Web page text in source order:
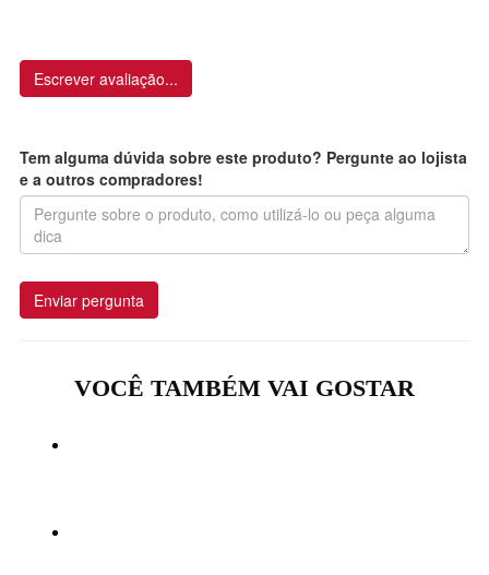
Escrever avaliação...
Tem alguma dúvida sobre este produto? Pergunte ao lojista
e a outros compradores!
Enviar pergunta
VOCÊ TAMBÉM VAI GOSTAR